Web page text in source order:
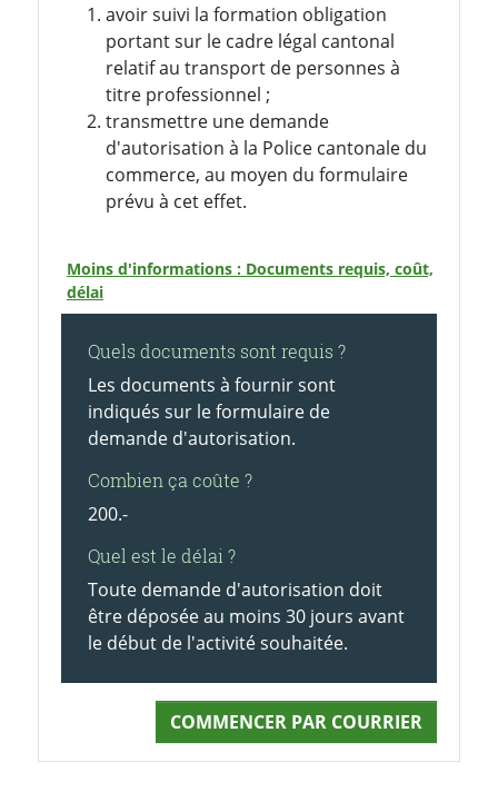
avoir suivi la formation obligation
portant sur le cadre légal cantonal
relatif au transport de personnes à
titre professionnel ;
transmettre une demande
d'autorisation à la Police cantonale du
commerce, au moyen du formulaire
prévu à cet effet.
Moins d'informations : Documents requis, coût,
délai
Quels documents sont requis ?
Les documents à fournir sont
indiqués sur le formulaire de
demande d'autorisation.
Combien ça coûte ?
200.-
Quel est le délai ?
Toute demande d'autorisation doit
être déposée au moins 30 jours avant
le début de l'activité souhaitée.
COMMENCER PAR COURRIER